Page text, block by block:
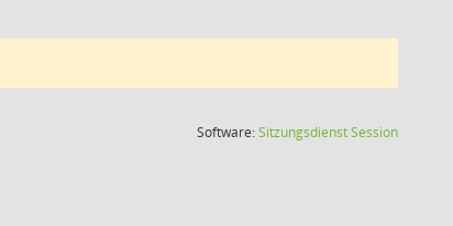
Software:SitzungsdienstSession(Wird in